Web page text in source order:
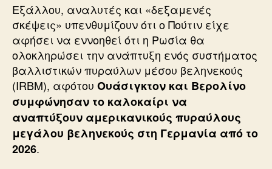
Εξάλλου, αναλυτές και «δεξαμενές
σκέψεις» υπενθυμίζουν ότι ο Πούτιν είχε
αφήσει να εννοηθεί ότι η Ρωσία θα
ολοκληρώσει την ανάπτυξη ενός συστήματος
βαλλιστικών πυραύλων μέσου βεληνεκούς
(IRBM), αφότου Ουάσιγκτον και Βερολίνο
συμφώνησαν το καλοκαίρι να
αναπτύξουν αμερικανικούς πυραύλους
μεγάλου βεληνεκούς στη Γερμανία από το
2026.